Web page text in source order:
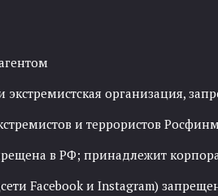
экстремистская организация,
и террористов
в РФ; принадлежит
Facebook и Instagram)